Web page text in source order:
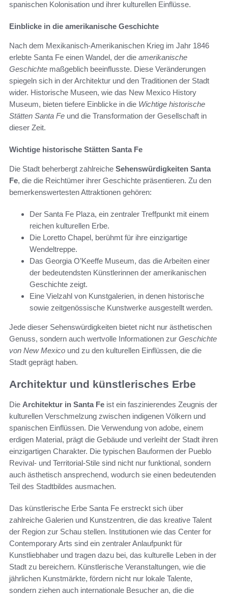
spanischen Kolonisation und ihrer kulturellen Einflüsse.
Einblicke in die amerikanische Geschichte
Nach dem Mexikanisch-Amerikanischen Krieg im Jahr 1846
erlebte Santa Fe einen Wandel, der die amerikanische
Geschichte maßgeblich beeinflusste. Diese Veränderungen
spiegeln sich in der Architektur und den Traditionen der Stadt
wider. Historische Museen, wie das New Mexico History
Museum, bieten tiefere Einblicke in die Wichtige historische
Stätten Santa Fe und die Transformation der Gesellschaft in
dieser Zeit.
Wichtige historische Stätten Santa Fe
Die Stadt beherbergt zahlreiche Sehenswürdigkeiten Santa
Fe, die die Reichtümer ihrer Geschichte präsentieren. Zu den
bemerkenswertesten Attraktionen gehören:
Der Santa Fe Plaza, ein zentraler Treffpunkt mit einem
reichen kulturellen Erbe.
Die Loretto Chapel, berühmt für ihre einzigartige
Wendeltreppe.
Das Georgia O’Keeffe Museum, das die Arbeiten einer
der bedeutendsten Künstlerinnen der amerikanischen
Geschichte zeigt.
Eine Vielzahl von Kunstgalerien, in denen historische
sowie zeitgenössische Kunstwerke ausgestellt werden.
Jede dieser Sehenswürdigkeiten bietet nicht nur ästhetischen
Genuss, sondern auch wertvolle Informationen zur Geschichte
von New Mexico und zu den kulturellen Einflüssen, die die
Stadt geprägt haben.
Architektur und künstlerisches Erbe
Die Architektur in Santa Fe ist ein faszinierendes Zeugnis der
kulturellen Verschmelzung zwischen indigenen Völkern und
spanischen Einflüssen. Die Verwendung von adobe, einem
erdigen Material, prägt die Gebäude und verleiht der Stadt ihren
einzigartigen Charakter. Die typischen Bauformen der Pueblo
Revival- und Territorial-Stile sind nicht nur funktional, sondern
auch ästhetisch ansprechend, wodurch sie einen bedeutenden
Teil des Stadtbildes ausmachen.
Das künstlerische Erbe Santa Fe erstreckt sich über
zahlreiche Galerien und Kunstzentren, die das kreative Talent
der Region zur Schau stellen. Institutionen wie das Center for
Contemporary Arts sind ein zentraler Anlaufpunkt für
Kunstliebhaber und tragen dazu bei, das kulturelle Leben in der
Stadt zu bereichern. Künstlerische Veranstaltungen, wie die
jährlichen Kunstmärkte, fördern nicht nur lokale Talente,
sondern ziehen auch internationale Besucher an, die die